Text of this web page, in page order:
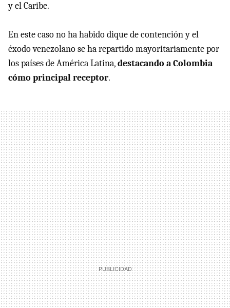
y el Caribe.
En este caso no ha habido dique de contención y el
éxodo venezolano se ha repartido mayoritariamente por
los países de América Latina,destacando a Colombia
cómo principal receptor.